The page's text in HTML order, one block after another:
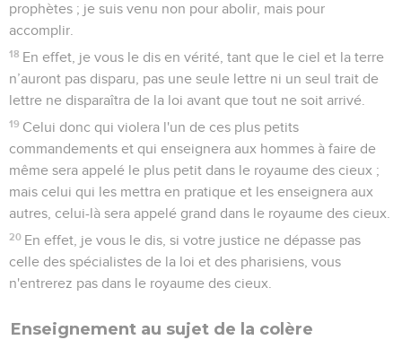
prophètes ; je suis venu non pour abolir, mais pour
accomplir.
18 En effet, je vous le dis en vérité, tant que le ciel et la terre
n’auront pas disparu, pas une seule lettre ni un seul trait de
lettre ne disparaîtra de la loi avant que tout ne soit arrivé.
19 Celui donc qui violera l'un de ces plus petits
commandements et qui enseignera aux hommes à faire de
même sera appelé le plus petit dans le royaume des cieux ;
mais celui qui les mettra en pratique et les enseignera aux
autres, celui-là sera appelé grand dans le royaume des cieux.
20 En effet, je vous le dis, si votre justice ne dépasse pas
celle des spécialistes de la loi et des pharisiens, vous
n'entrerez pas dans le royaume des cieux.
Enseignement au sujet de la colère